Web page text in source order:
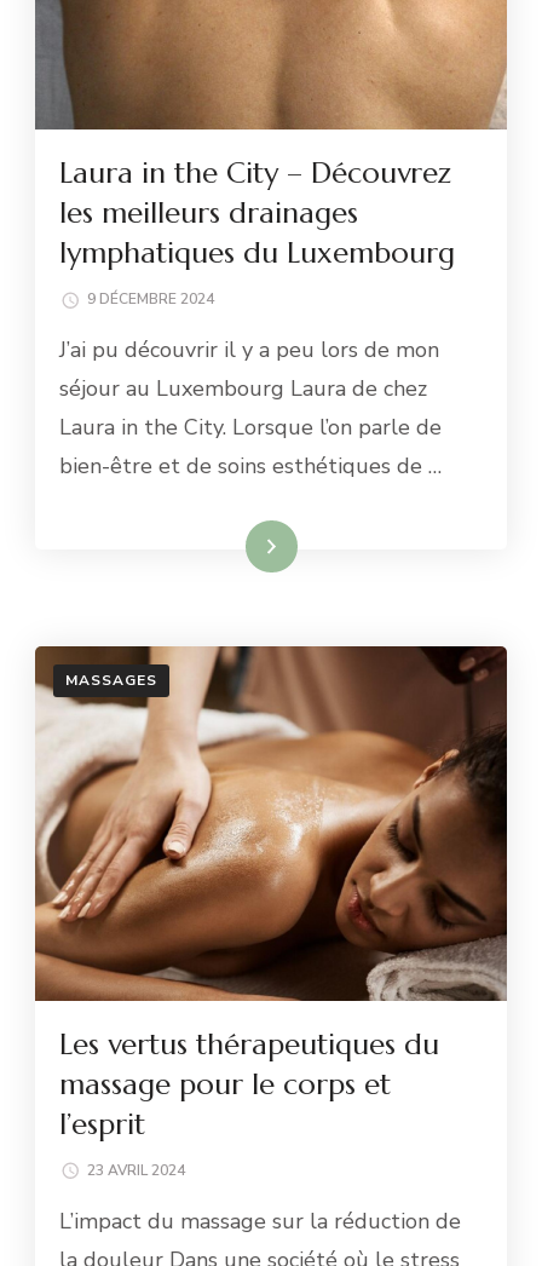
Laura in the City – Découvrez
les meilleurs drainages
lymphatiques du Luxembourg
9 DÉCEMBRE 2024
J’ai pu découvrir il y a peu lors de mon
séjour au Luxembourg Laura de chez
Laura in the City. Lorsque l’on parle de
bien-être et de soins esthétiques de …
Lire la suite
MASSAGES
Les vertus thérapeutiques du
massage pour le corps et
l’esprit
23 AVRIL 2024
L’impact du massage sur la réduction de
la douleur Dans une société où le stress